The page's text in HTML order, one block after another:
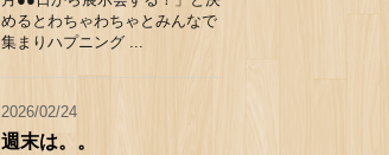
めるとわちゃわちゃとみんなで
集まりハプニング ...
2026/02/24
週末は。。